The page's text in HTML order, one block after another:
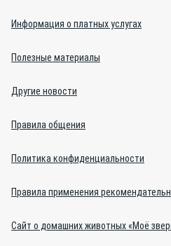
Информация о платных услугах
Полезные материалы
Другие новости
Правила общения
Политика конфиденциальности
Правила применения
Сайт о домашних животных «Моё